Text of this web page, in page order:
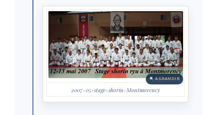
AGRANDIR
2007-05-stage-shorin-Montmorency